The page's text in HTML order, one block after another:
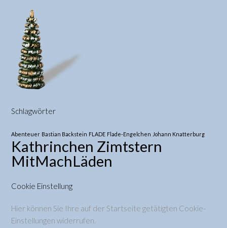
Schlagwörter
Abenteuer Bastian Backstein FLADE Flade-Engelchen Johann Knatterburg
Kathrinchen Zimtstern
MitMachLäden
Cookie Einstellung
Hier können Sie Ihre auf der Startseite getätigten Cookie-
Einstellungen widerrufen.